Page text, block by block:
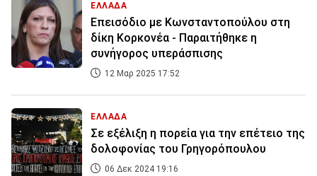
ΕΛΛΑΔΑ
Επεισόδιο με Κωνσταντοπούλου στη
δίκη Κορκονέα - Παραιτήθηκε η
συνήγορος υπεράσπισης
12 Μαρ 2025 17:52
ΕΛΛΑΔΑ
Σε εξέλιξη η πορεία για την επέτειο της
δολοφονίας του Γρηγορόπουλου
06 Δεκ 2024 19:16